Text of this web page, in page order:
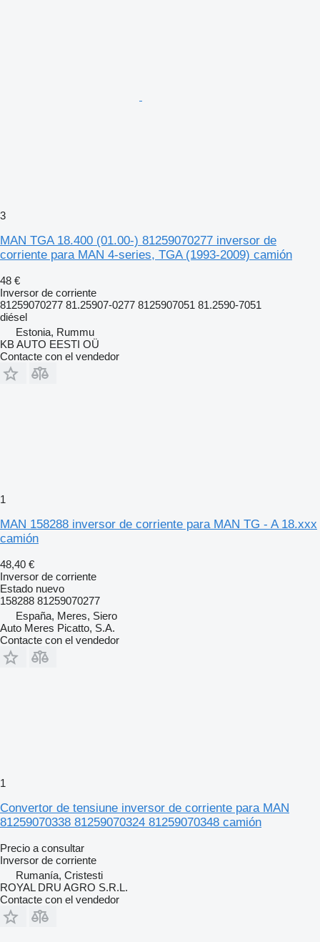
3
MAN TGA 18.400 (01.00-) 81259070277 inversor de
corriente para MAN 4-series, TGA (1993-2009) camión
48 €
Inversor de corriente
81259070277 81.25907-0277 8125907051 81.2590-7051
diésel
Estonia, Rummu
KB AUTO EESTI OÜ
Contacte con el vendedor
1
MAN 158288 inversor de corriente para MAN TG - A 18.xxx
camión
48,40 €
Inversor de corriente
Estado nuevo
158288 81259070277
España, Meres, Siero
Auto Meres Picatto, S.A.
Contacte con el vendedor
1
Convertor de tensiune inversor de corriente para MAN
81259070338 81259070324 81259070348 camión
Precio a consultar
Inversor de corriente
Rumanía, Cristesti
ROYAL DRU AGRO S.R.L.
Contacte con el vendedor